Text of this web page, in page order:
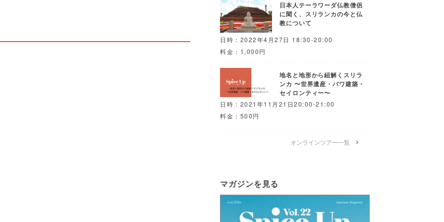
日本人テーラワーダ仏教僧侶
に聞く、スリランカの今と仏
教について
日時：2022年4月27日 18:30-20:00
料金：1,000円
地名と地形から紐解くスリラ
ンカ 〜世界遺産・バワ建築・
セイロンティー〜
日時：2021年11月21日20:00-21:00
料金：500円
オンラインツアー一覧
マガジンを見る